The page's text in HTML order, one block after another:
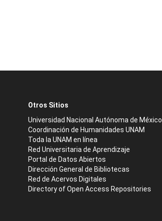
Otros Sitios
Universidad Nacional Autónoma de México
Coordinación de Humanidades UNAM
Toda la UNAM en línea
Red Universitaria de Aprendizaje
Portal de Datos Abiertos
Dirección General de Bibliotecas
Red de Acervos Digitales
Directory of Open Access Repositories